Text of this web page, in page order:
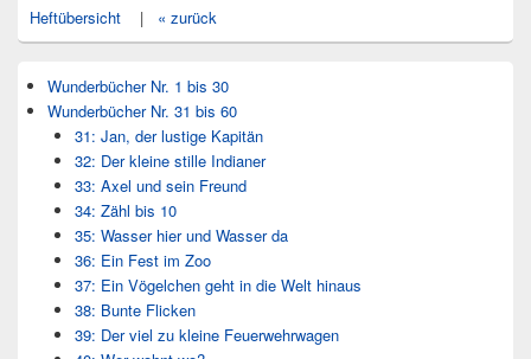
Heftübersicht | « zurück
Wunderbücher Nr. 1 bis 30
Wunderbücher Nr. 31 bis 60
31: Jan, der lustige Kapitän
32: Der kleine stille Indianer
33: Axel und sein Freund
34: Zähl bis 10
35: Wasser hier und Wasser da
36: Ein Fest im Zoo
37: Ein Vögelchen geht in die Welt hinaus
38: Bunte Flicken
39: Der viel zu kleine Feuerwehrwagen